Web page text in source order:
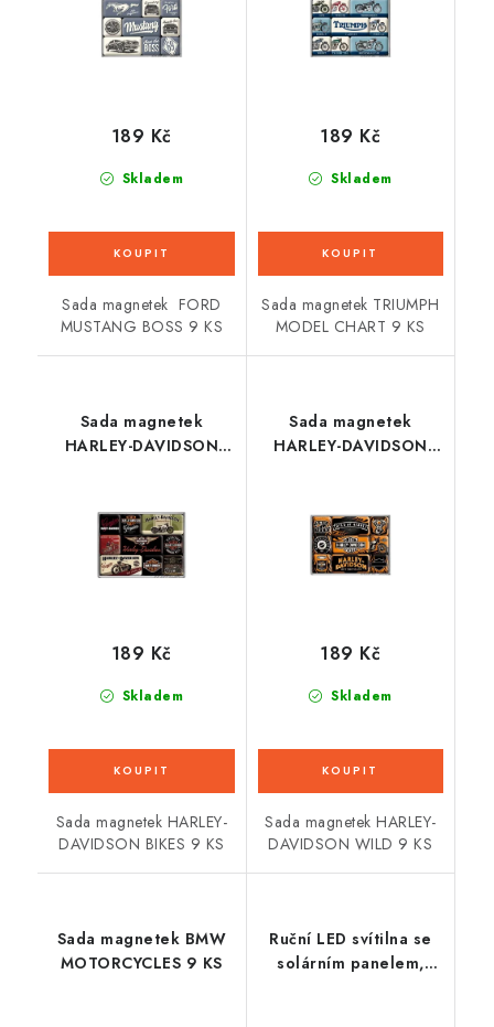
Skladem
189 Kč
Sada magnetek FORD
MUSTANG BOSS 9 KS
Skladem
189 Kč
Sada magnetek TRIUMPH
MODEL CHART 9 KS
Sada magnetek
HARLEY-DAVIDSON
Skladem
189 Kč
Sada magnetek HARLEY-
DAVIDSON BIKES 9 KS
Sada magnetek
HARLEY-DAVIDSON
Skladem
189 Kč
Sada magnetek HARLEY-
DAVIDSON WILD 9 KS
Sada magnetek BMW
MOTORCYCLES 9 KS
Ruční LED svítilna se
solárním panelem,